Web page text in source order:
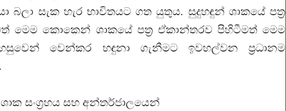
බලා සැක හැර භාවිතයට ගත යුතුය. සුදුහඳුන් ශාකයේ පත්‍ර
මෙම කොකෙන් ශාකයේ පත්‍ර ඒකාන්තරව පිහිටීමත් මෙම
වෙන්කර හඳුනා ගැනීමට ඉවහල්වන ප්‍රධානම
සංග්‍රහය සහ අන්තර්ජාලයෙන්